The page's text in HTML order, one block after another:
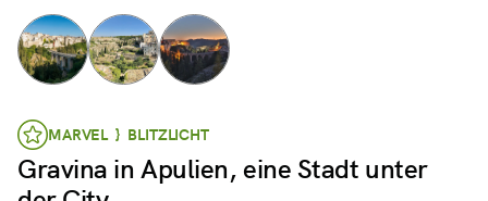
MARVEL } BLITZLICHT
Gravina in Apulien, eine Stadt unter